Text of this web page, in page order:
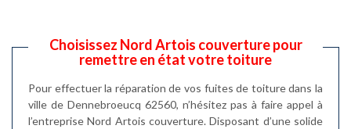
Choisissez Nord Artois couverture pour
remettre en état votre toiture
Pour effectuer la réparation de vos fuites de toiture dans la
ville de Dennebroeucq 62560, n’hésitez pas à faire appel à
l’entreprise Nord Artois couverture. Disposant d’une solide